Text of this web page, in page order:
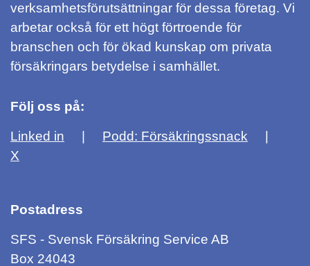
verksamhetsförutsättningar för dessa företag. Vi
arbetar också för ett högt förtroende för
branschen och för ökad kunskap om privata
försäkringars betydelse i samhället.
Följ oss på:
Linked in
Podd: Försäkringssnack
X
Postadress
SFS - Svensk Försäkring Service AB
Box 24043